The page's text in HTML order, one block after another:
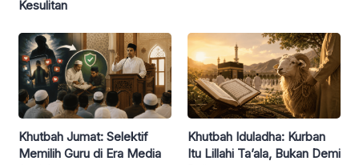
Kesulitan
Khutbah Jumat: Selektif
Memilih Guru di Era Media
Khutbah Iduladha: Kurban
Itu Lillahi Ta’ala, Bukan Demi